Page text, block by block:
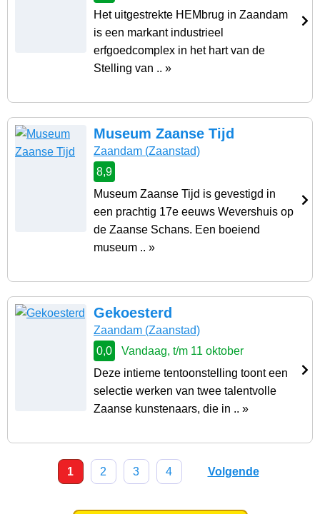
Het uitgestrekte HEMbrug in Zaandam
is een markant industrieel
erfgoedcomplex in het hart van de
Stelling van .. »
Museum Zaanse Tijd
Zaandam (Zaanstad)
8,9
Museum Zaanse Tijd is gevestigd in
een prachtig 17e eeuws Wevershuis op
de Zaanse Schans. Een boeiend
museum .. »
Gekoesterd
Zaandam (Zaanstad)
0,0
Vandaag, t/m 11 oktober
Deze intieme tentoonstelling toont een
selectie werken van twee talentvolle
Zaanse kunstenaars, die in .. »
1 2 3 4 Volgende